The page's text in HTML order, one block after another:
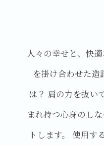
人々の幸せと、快
を掛け合わせた
は？ 肩の力を抜
まれ持つ心身のし
トします。 使用す